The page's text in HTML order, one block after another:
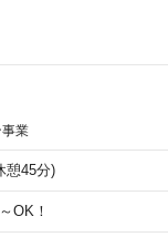
業
憩45分)
OK！